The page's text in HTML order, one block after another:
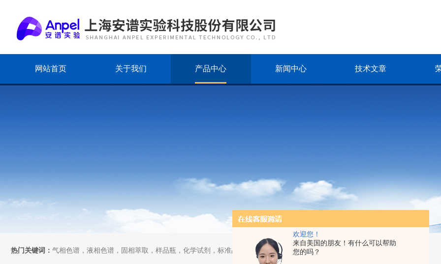
欢迎您！
来自美国的朋友！有什么可以帮助
您的吗？
网站首页 关于我们 产品中心 新闻中心 技术文章
热门关键词： 气相色谱，液相色谱，固相萃取，样品瓶，化学试剂，标准品，小型仪器